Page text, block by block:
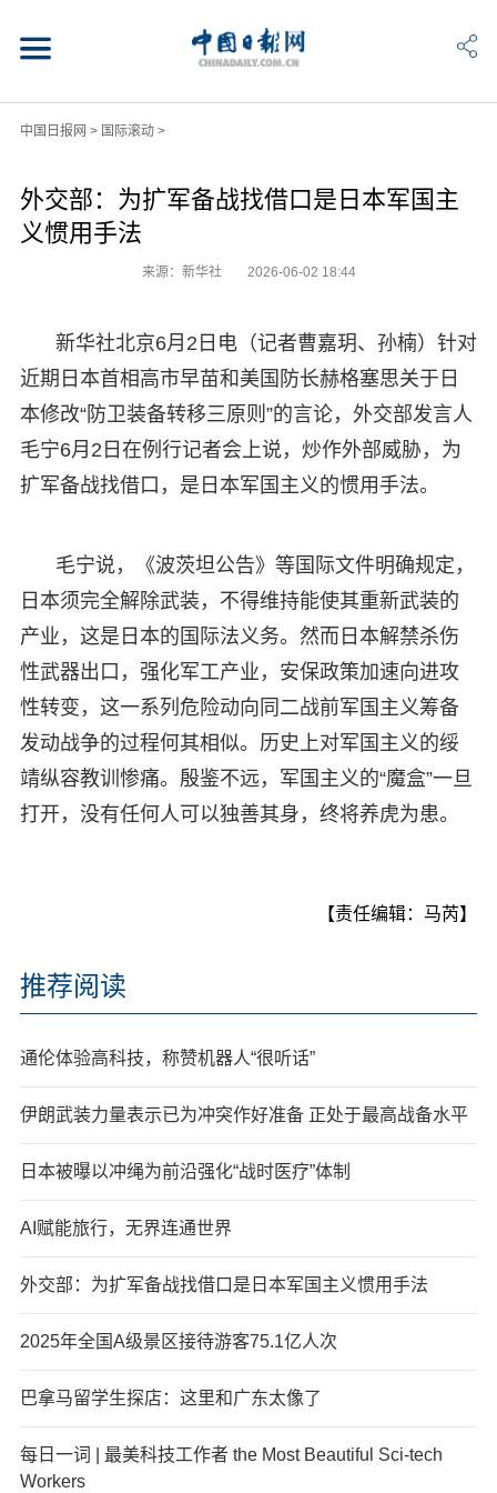
中国日报网 > 国际滚动>
外交部：为扩军备战找借口是日本军国主
义惯用手法
来源：新华社 2026-06-02 18:44
新华社北京6月2日电（记者曹嘉玥、孙楠）针对
近期日本首相高市早苗和美国防长赫格塞思关于日
本修改“防卫装备转移三原则”的言论，外交部发言人
毛宁6月2日在例行记者会上说，炒作外部威胁，为
扩军备战找借口，是日本军国主义的惯用手法。
毛宁说，《波茨坦公告》等国际文件明确规定，
日本须完全解除武装，不得维持能使其重新武装的
产业，这是日本的国际法义务。然而日本解禁杀伤
性武器出口，强化军工产业，安保政策加速向进攻
性转变，这一系列危险动向同二战前军国主义筹备
发动战争的过程何其相似。历史上对军国主义的绥
靖纵容教训惨痛。殷鉴不远，军国主义的“魔盒”一旦
打开，没有任何人可以独善其身，终将养虎为患。
【责任编辑：马芮】
推荐阅读
通伦体验高科技，称赞机器人“很听话”
伊朗武装力量表示已为冲突作好准备 正处于最高战备水平
日本被曝以冲绳为前沿强化“战时医疗”体制
AI赋能旅行，无界连通世界
外交部：为扩军备战找借口是日本军国主义惯用手法
2025年全国A级景区接待游客75.1亿人次
巴拿马留学生探店：这里和广东太像了
每日一词 | 最美科技工作者 the Most Beautiful Sci-tech
Workers